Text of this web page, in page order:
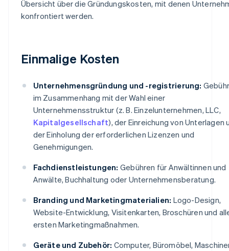
Übersicht über die Gründungskosten, mit denen
konfrontiert werden.
Einmalige Kosten
Unternehmensgründung und -registrierung:
im Zusammenhang mit der Wahl einer
Unternehmensstruktur (z. B. Einzelunternehmen, LLC,
Kapitalgesellschaft), der Einreichung von Unterlagen
der Einholung der erforderlichen Lizenzen und
Genehmigungen.
Fachdienstleistungen: Gebühren für Anwältinnen und
Anwälte, Buchhaltung oder Unternehmensberatung.
Branding und Marketingmaterialien: Logo-Design,
Website-Entwicklung, Visitenkarten, Broschüren und
ersten Marketingmaßnahmen.
Geräte und Zubehör: Computer, Büromöbel,